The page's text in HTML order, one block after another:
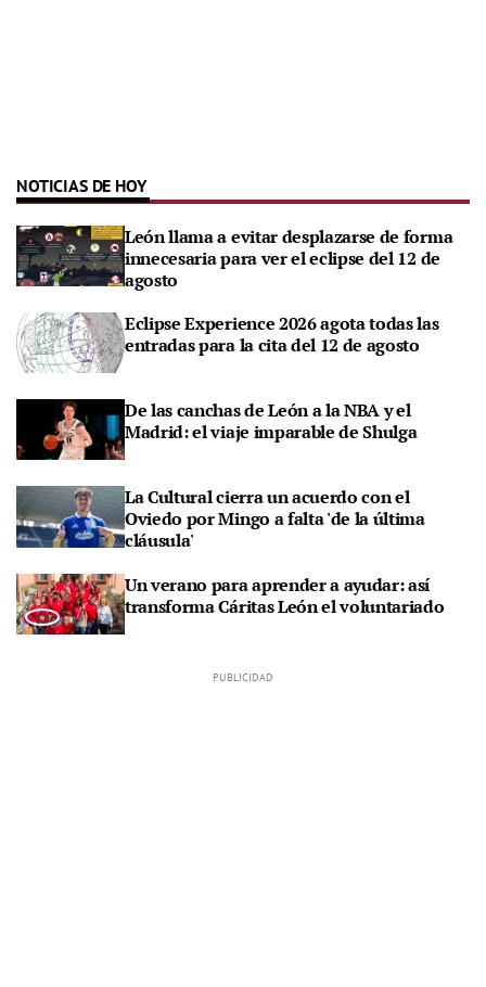
NOTICIAS DE HOY
León llama a evitar desplazarse de forma
innecesaria para ver el eclipse del 12 de
agosto
Eclipse Experience 2026 agota todas las
entradas para la cita del 12 de agosto
De las canchas de León a la NBA y el
Madrid: el viaje imparable de Shulga
La Cultural cierra un acuerdo con el
Oviedo por Mingo a falta 'de la última
cláusula'
Un verano para aprender a ayudar: así
transforma Cáritas León el voluntariado